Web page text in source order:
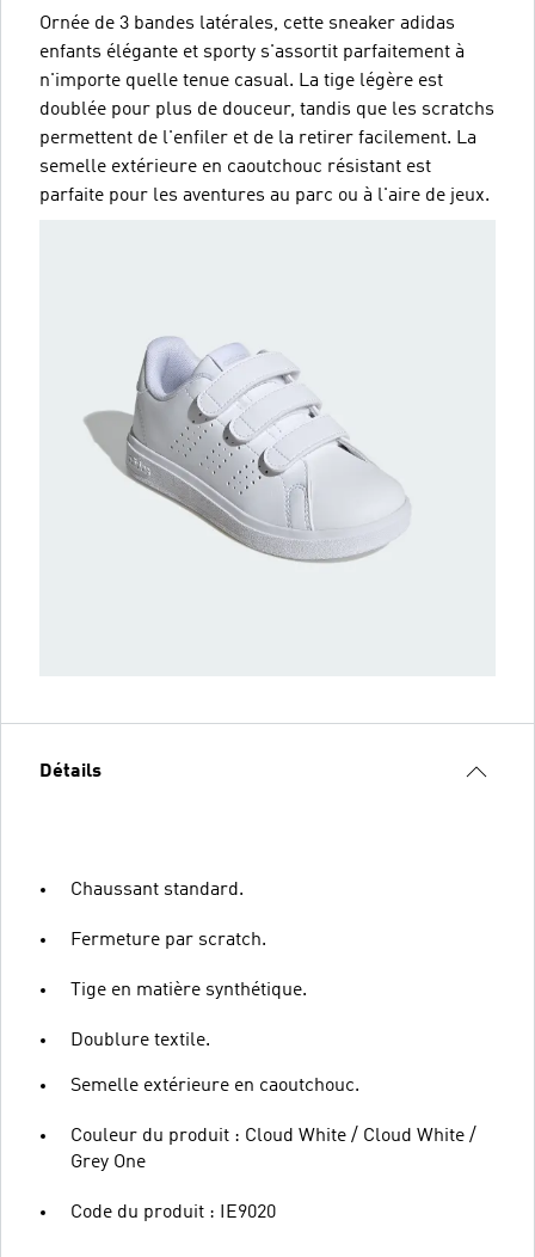
Ornée de 3 bandes latérales, cette sneaker adidas
enfants élégante et sporty s'assortit parfaitement à
n'importe quelle tenue casual. La tige légère est
doublée pour plus de douceur, tandis que les scratchs
permettent de l'enfiler et de la retirer facilement. La
semelle extérieure en caoutchouc résistant est
parfaite pour les aventures au parc ou à l'aire de jeux.
Détails
Chaussant standard.
Fermeture par scratch.
Tige en matière synthétique.
Doublure textile.
Semelle extérieure en caoutchouc.
Couleur du produit : Cloud White / Cloud White /
Grey One
Code du produit : IE9020